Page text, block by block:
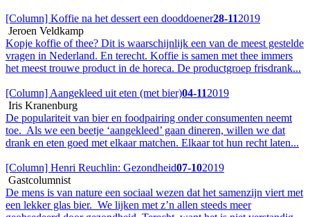
[Column] Koffie na het dessert een dooddoener28-112019
Jeroen Veldkamp
Kopje koffie of thee? Dit is waarschijnlijk een van de meest gestelde
vragen in Nederland. En terecht. Koffie is samen met thee immers
het meest trouwe product in de horeca. De productgroep frisdrank...
[Column] Aangekleed uit eten (met bier)04-112019
Iris Kranenburg
De populariteit van bier en foodpairing onder consumenten neemt
toe. Als we een beetje ‘aangekleed’ gaan dineren, willen we dat
drank en eten goed met elkaar matchen. Elkaar tot hun recht laten...
[Column] Henri Reuchlin: Gezondheid07-102019
Gastcolumnist
De mens is van nature een sociaal wezen dat het samenzijn viert met
een lekker glas bier. We lijken met z’n allen steeds meer